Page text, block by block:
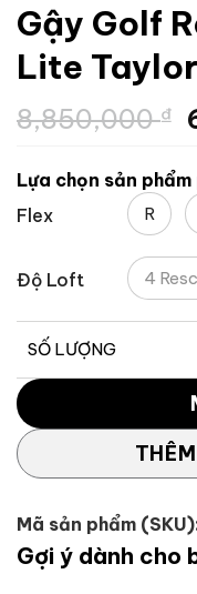
Gậy Golf
Lite
8,850,000₫
Lựa chọn sản
Flex
R
Độ Loft 4
SỐ LƯỢNG
Gậy Golf Rescue
Mã sản phẩm
Gợi ý dành cho